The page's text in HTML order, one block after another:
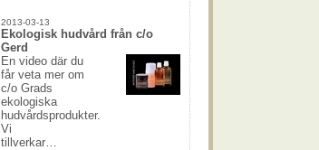
2013-03-13
Ekologisk hudvård från c/o
Gerd
En video där du
får veta mer om
c/o Grads
ekologiska
hudvårdsprodukter.
Vi
tillverkar…